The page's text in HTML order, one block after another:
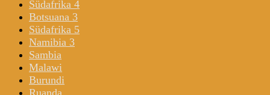
Südafrika 4
Botsuana 3
Südafrika 5
Namibia 3
Sambia
Malawi
Burundi
Ruanda